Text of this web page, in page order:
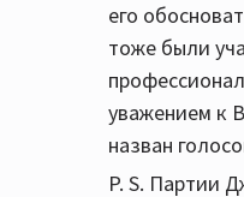
его
тоже были
уважением к
назван
P. S. Партии